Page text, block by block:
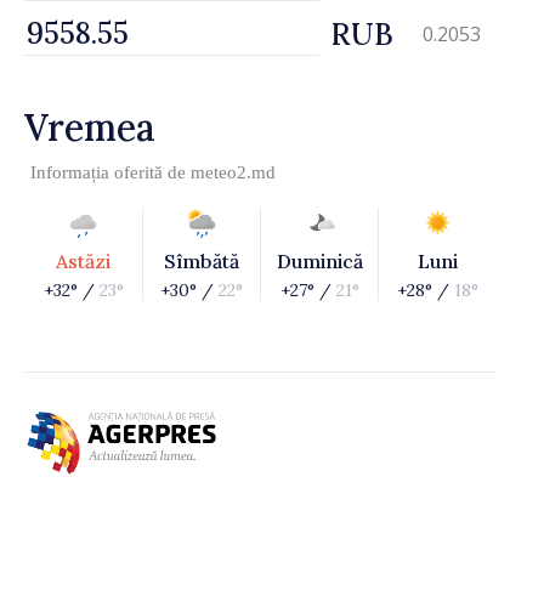
RUB 0.2053
Vremea
Informația oferită de meteo2.md
Astăzi
+32° / 23°
Sîmbătă
+30° / 22°
Duminică
+27° / 21°
Luni
+28° / 18°